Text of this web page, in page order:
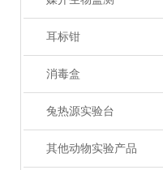
耳标钳
消毒盒
兔热源实验台
其他动物实验产品